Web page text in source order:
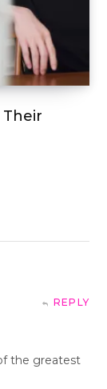
REPLY
the greatest